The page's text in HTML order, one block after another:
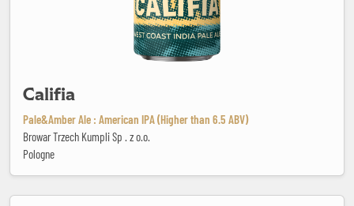
Califia
Pale&Amber Ale : American IPA (Higher than 6.5 ABV)
Browar Trzech Kumpli Sp . z o.o.
Pologne